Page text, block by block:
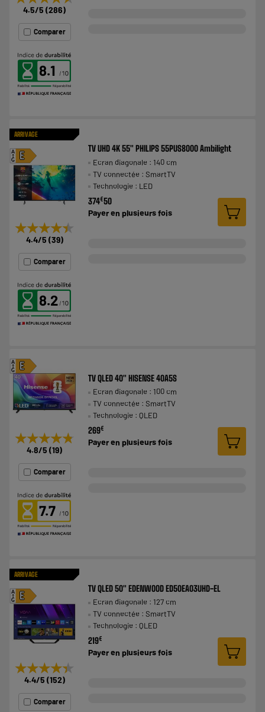
4.5/5 (286)
Comparer
8.1
ARRIVAGE
E
A
G
★★★★★
★★★★★
4.4/5 (39)
Comparer
8.2
TV UHD 4K 55" PHILIPS 55PUS8000 Ambilight
Ecran diagonale : 140 cm
TV connectée : SmartTV
Technologie : LED
374€50
Payer en plusieurs fois
E
A
G
★★★★★
★★★★★
4.8/5 (19)
Comparer
7.7
TV QLED 40" HISENSE 40A5S
Ecran diagonale : 100 cm
TV connectée : SmartTV
Technologie : QLED
269€
Payer en plusieurs fois
ARRIVAGE
E
A
G
★★★★★
★★★★★
4.4/5 (152)
Comparer
TV QLED 50" EDENWOOD ED50EA03UHD-EL
Ecran diagonale : 127 cm
TV connectée : SmartTV
Technologie : QLED
219€
Payer en plusieurs fois